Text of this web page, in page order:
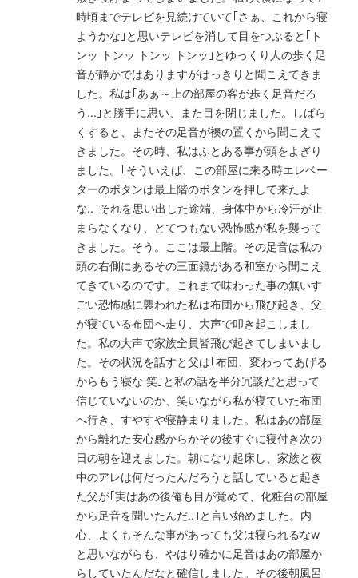
時頃までテレビを見続けていて｢さぁ、これから寝
ようかな｣と思いテレビを消して目をつぶると｢ト
ンッ トンッ トンッ トンッ｣とゆっくり人の歩く足
音が静かではありますがはっきりと聞こえてきま
した。私は｢あぁ～上の部屋の客が歩く足音だろ
う...｣と勝手に思い、また目を閉じました。しばら
くすると、またその足音が襖の置くから聞こえて
きました。その時、私はふとある事が頭をよぎり
ました。｢そういえば、この部屋に来る時エレベー
ターのボタンは最上階のボタンを押して来たよ
な..｣それを思い出した途端、身体中から冷汗が止
まらなくなり、とてつもない恐怖感が私を襲って
きました。そう。ここは最上階。その足音は私の
頭の右側にあるその三面鏡がある和室から聞こえ
てきているのです。これまで味わった事の無いす
ごい恐怖感に襲われた私は布団から飛び起き、父
が寝ている布団へ走り、大声で叩き起こしまし
た。私の大声で家族全員皆飛び起きてしまいまし
た。その状況を話すと父は｢布団、変わってあげる
からもう寝な 笑｣と私の話を半分冗談だと思って
信じていないのか、笑いながら私が寝ていた布団
へ行き、すやすや寝静まりました。私はあの部屋
から離れた安心感からかその後すぐに寝付き次の
日の朝を迎えました。朝になり起床し、家族と夜
中のアレは何だったんだろうと話していると起き
た父が｢実はあの後俺も目が覚めて、化粧台の部屋
から足音を聞いたんだ..｣と言い始めました。内
心、よくもそんな事があっても父は寝られるなw
と思いながらも、やはり確かに足音はあの部屋か
らしていたんだなと確信しました。その後朝風呂